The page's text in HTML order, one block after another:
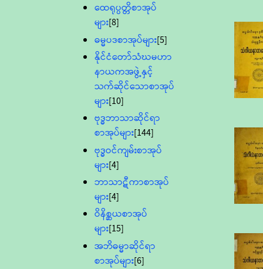
ထေရုပ္ပတ္တိစာအုပ်
များ[8]
ဓမ္မပဒစာအုပ်များ[5]
နိုင်ငံတော်သံဃမဟာ
နာယကအဖွဲ့နှင့်
သက်ဆိုင်သောစာအုပ်
များ[10]
ဗုဒ္ဓဘာသာဆိုင်ရာ
စာအုပ်များ[144]
ဗုဒ္ဓဝင်ကျမ်းစာအုပ်
များ[4]
ဘာသာဋီကာစာအုပ်
များ[4]
ဝိနိစ္ဆယစာအုပ်
များ[15]
အဘိဓမ္မာဆိုင်ရာ
စာအုပ်များ[6]